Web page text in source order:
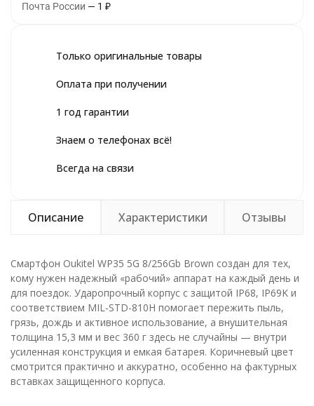
Почта России 1 ₽
Только оригинальные товары
Оплата при получении
1 год гарантии
Знаем о телефонах всё!
Всегда на связи
Описание Характеристики Отзывы
Смартфон Oukitel WP35 5G 8/256Gb Brown создан для тех,
кому нужен надежный «рабочий» аппарат на каждый день и
для поездок. Ударопрочный корпус с защитой IP68, IP69K и
соответствием MIL-STD-810H помогает пережить пыль,
грязь, дождь и активное использование, а внушительная
толщина 15,3 мм и вес 360 г здесь не случайны — внутри
усиленная конструкция и емкая батарея. Коричневый цвет
смотрится практично и аккуратно, особенно на фактурных
вставках защищенного корпуса.